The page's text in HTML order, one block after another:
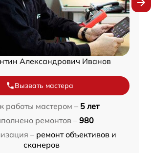
Александрович Иванов
Вызвать мастера
работы мастером – 5 лет
ремонтов – 980
– ремонт объективов и
сканеров